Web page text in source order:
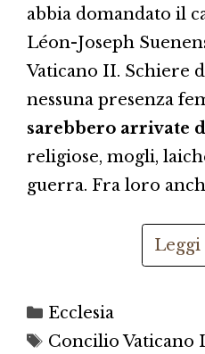
abbia domandato il
Léon-Joseph
Vaticano II. Schiere
nessuna presenza
sarebbero arrivate
religiose, mogli,
guerra. Fra loro
Categorie
Ecclesia
Tag
Concilio Vaticano